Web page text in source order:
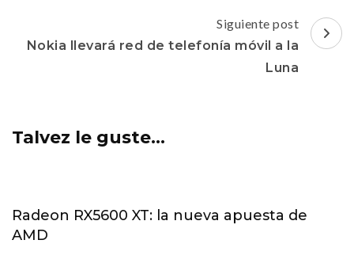
Siguiente post
Nokia llevará red de telefonía móvil a la
Luna
Talvez le guste...
Radeon RX5600 XT: la nueva apuesta de
AMD